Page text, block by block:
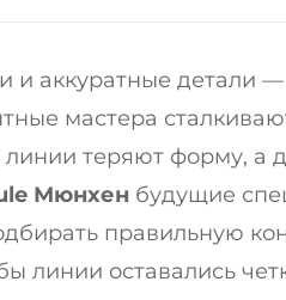
и аккуратные детали
мастера
линии теряют форму, а
Мюнхен будущие
правильную
линии оставались